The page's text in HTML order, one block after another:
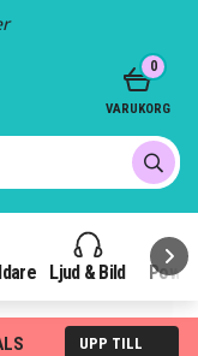
Ljud & Bild
0
VARUKORG
UPP TILL